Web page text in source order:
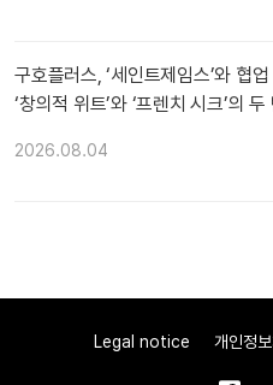
구호플러스, ‘세인트제임스’와 협업
‘창의적 위트’와 ‘프렌치 시크’의
2026.08.04
Legal notice 개인정